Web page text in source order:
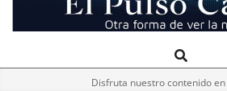
El
Pulso
Navigation
Search
Disfruta nuestro contenido en